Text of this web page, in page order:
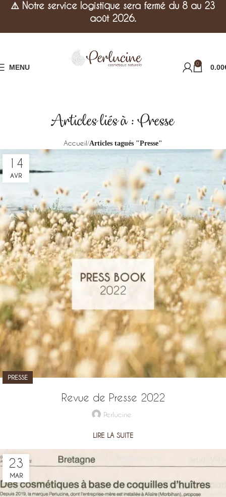
MENU 0 0.00
Articles liés à : Presse
Accueil Articles tagués "Presse"
14
AVR
PRESSE
Revue de Presse 2022
Perlucine
LIRE LA SUITE
23
MAR
⚠️ Notre service logistique sera fermé du 8 au 23
août 2026.